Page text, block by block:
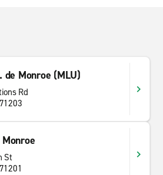
de Monroe (MLU)
Rd
St